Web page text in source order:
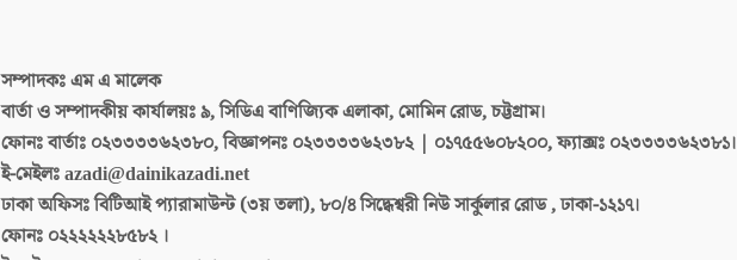
সম্পাদকঃএম এ মালেক
বার্তা ও সম্পাদকীয় কার্যালয়ঃ৯, সিডিএ বাণিজ্যিক এলাকা, মোমিন রোড, চট্টগ্রাম।
ফোনঃ বার্তাঃ ০২৩৩৩৩৬২৩৮০, বিজ্ঞাপনঃ ০২৩৩৩৩৬২৩৮২ | ০১৭৫৫৬০৮২০০, ফ্যাক্সঃ ০২৩৩৩৩৬২৩৮১।
ই-মেইলঃazadi@dainikazadi.net
ঢাকা অফিসঃবিটিআই প্যারামাউন্ট (৩য় তলা), ৮০/৪ সিদ্ধেশ্বরী নিউ সার্কুলার রোড , ঢাকা-১২১৭।
ফোনঃ ০২২২২২২৮৫৮২ ।